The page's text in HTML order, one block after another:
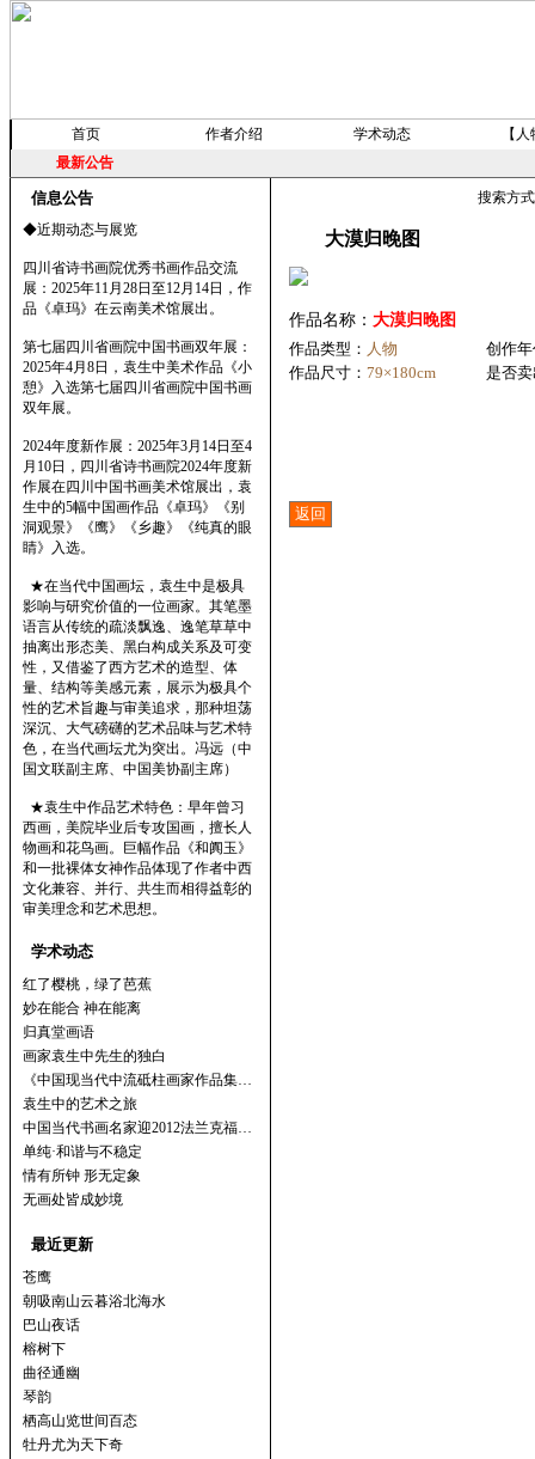
首页 作者介绍 学术动态
【
最新公告
信息公告
◆近期动态与展览
四川省诗书画院优秀书画作品交流
展：2025年11月28日至12月14日，作
品《卓玛》在云南美术馆展出。
第七届四川省画院中国书画双年展：
2025年4月8日，袁生中美术作品《小
憩》入选第七届四川省画院中国书画
双年展。
2024年度新作展：2025年3月14日至4
月10日，四川省诗书画院2024年度新
作展在四川中国书画美术馆展出，袁
生中的5幅中国画作品《卓玛》《别
洞观景》《鹰》《乡趣》《纯真的眼
睛》入选。
★在当代中国画坛，袁生中是极具
影响与研究价值的一位画家。其笔墨
语言从传统的疏淡飘逸、逸笔草草中
抽离出形态美、黑白构成关系及可变
性，又借鉴了西方艺术的造型、体
量、结构等美感元素，展示为极具个
性的艺术旨趣与审美追求，那种坦荡
深沉、大气磅礴的艺术品味与艺术特
色，在当代画坛尤为突出。冯远（中
国文联副主席、中国美协副主席）
★袁生中作品艺术特色：早年曾习
西画，美院毕业后专攻国画，擅长人
物画和花鸟画。巨幅作品《和阗玉》
和一批裸体女神作品体现了作者中西
文化兼容、并行、共生而相得益彰的
审美理念和艺术思想。
学术动态
红了樱桃，绿了芭蕉
妙在能合 神在能离
归真堂画语
画家袁生中先生的独白
《中国现当代中流砥柱画家作品集…
袁生中的艺术之旅
中国当代书画名家迎2012法兰克福…
单纯·和谐与不稳定
情有所钟 形无定象
无画处皆成妙境
最近更新
苍鹰
朝吸南山云暮浴北海水
巴山夜话
榕树下
曲径通幽
琴韵
栖高山览世间百态
牡丹尤为天下奇
搜索方
大漠归晚图
作品名称： 大漠归晚图
作品类型： 人物
创作
作品尺寸： 79×180cm 是否